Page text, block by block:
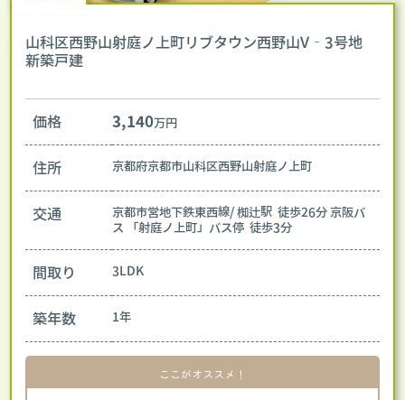
山科区西野山射庭ノ上町リブタウン西野山V‐3号地
新築戸建
価格 3,140万円
住所 京都府京都市山科区西野山射庭ノ上町
交通 京都市営地下鉄東西線/ 椥辻駅 徒歩26分 京阪バ
ス 「射庭ノ上町」バス停 徒歩3分
間取り 3LDK
築年数 1年
ここがオススメ！